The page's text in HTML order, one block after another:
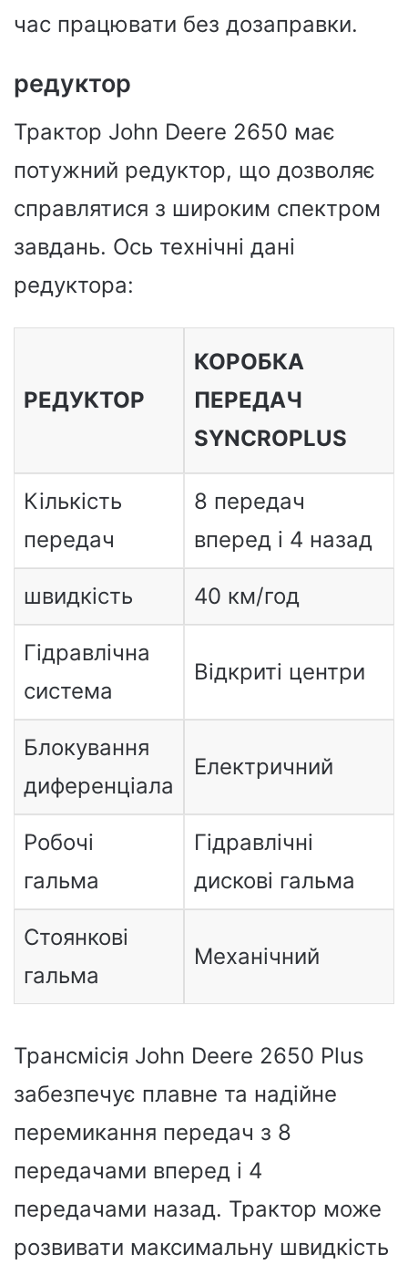
час працювати без дозаправки.
редуктор
Трактор John Deere 2650 має
потужний редуктор, що дозволяє
справлятися з широким спектром
завдань. Ось технічні дані
редуктора:
РЕДУКТОР
КОРОБКА
ПЕРЕДАЧ
SYNCROPLUS
Кількість
передач
8 передач
вперед і 4 назад
швидкість 40 км/год
Гідравлічна
система
Відкриті центри
Блокування
диференціала
Електричний
Робочі
гальма
Гідравлічні
дискові гальма
Стоянкові
гальма
Механічний
Трансмісія John Deere 2650 Plus
забезпечує плавне та надійне
перемикання передач з 8
передачами вперед і 4
передачами назад. Трактор може
розвивати максимальну швидкість